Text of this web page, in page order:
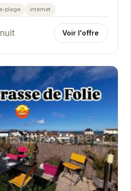
accès direct à la plage...
plage internet
Voir l'offre